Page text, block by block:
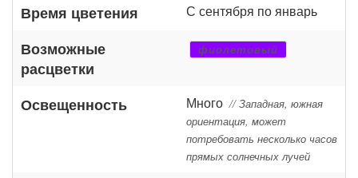
Время цветения С сентября по январь
Возможные
расцветки
фиолетовый
Освещенность Много // Западная, южная
ориентация, может
потребовать несколько часов
прямых солнечных лучей